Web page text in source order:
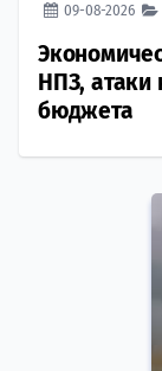
09-08-2026
НПЗ, атаки
бюджета